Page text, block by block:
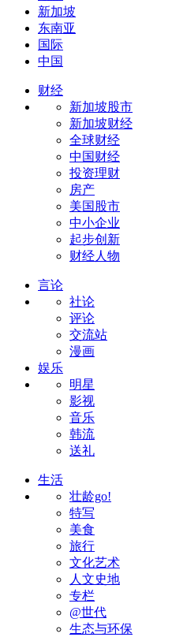
新加坡
东南亚
国际
中国
财经
新加坡股市
新加坡财经
全球财经
中国财经
投资理财
房产
美国股市
中小企业
起步创新
财经人物
言论
社论
评论
交流站
漫画
娱乐
明星
影视
音乐
韩流
送礼
生活
壮龄go!
特写
美食
旅行
文化艺术
人文史地
专栏
@世代
生态与环保